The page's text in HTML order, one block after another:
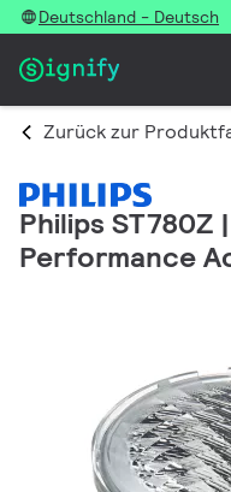
Deutschland - Deutsch
Zurück zur
Philips ST780Z
Performance